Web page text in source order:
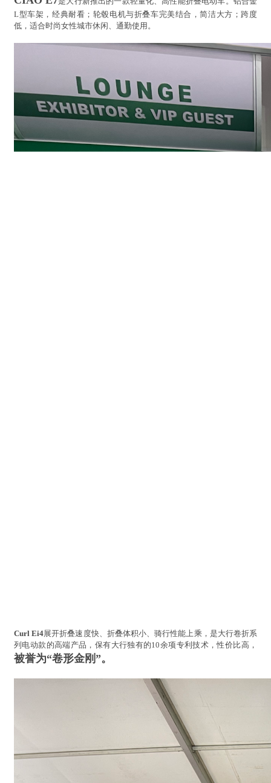
L型车架，经典耐看；轮毂电机与折叠车完美结合，简洁大方；跨度
低，适合时尚女性城市休闲、通勤使用。
Curl Ei4展开折叠速度快、折叠体积小、骑行性能上乘，是大行卷折系
列电动款的高端产品，保有大行独有的10余项专利技术，性价比高，
被誉为“卷形金刚”。